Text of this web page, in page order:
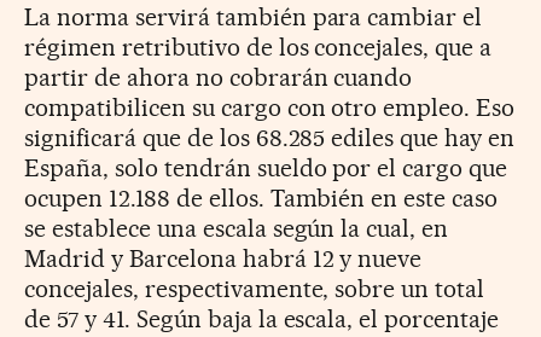
La norma servirá también para cambiar el
régimen retributivo de los concejales, que a
partir de ahora no cobrarán cuando
compatibilicen su cargo con otro empleo. Eso
significará que de los 68.285 ediles que hay en
España, solo tendrán sueldo por el cargo que
ocupen 12.188 de ellos. También en este caso
se establece una escala según la cual, en
Madrid y Barcelona habrá 12 y nueve
concejales, respectivamente, sobre un total
de 57 y 41. Según baja la escala, el porcentaje